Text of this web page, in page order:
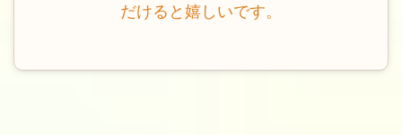
だけると嬉しいです。